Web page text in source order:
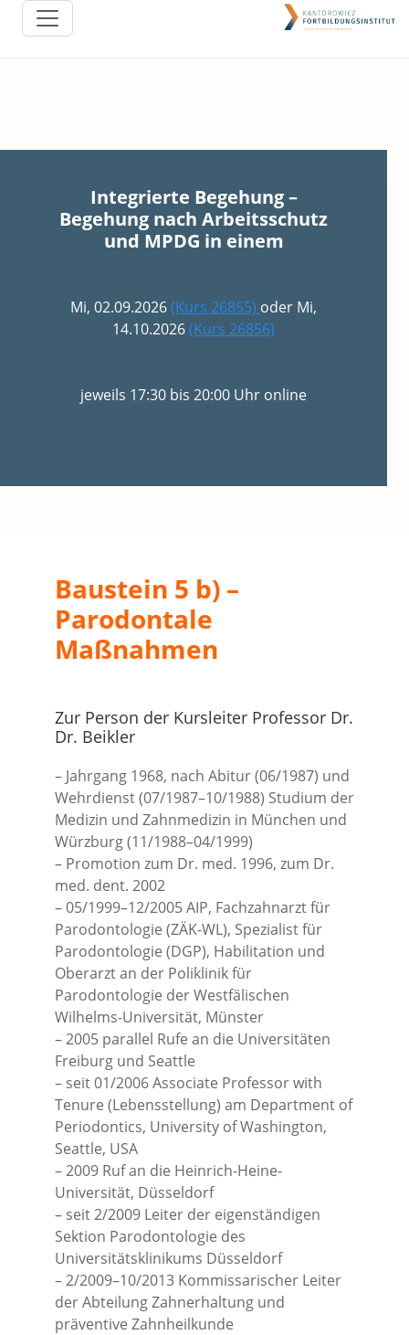
Integrierte Begehung –
Begehung nach Arbeitsschutz
und MPDG in einem
Mi, 02.09.2026(Kurs 26855) oder Mi,
14.10.2026(Kurs 26856)
jeweils 17:30 bis 20:00 Uhr online
Baustein 5 b) –
Parodontale
Maßnahmen
Zur Person der Kursleiter Professor Dr.
Dr. Beikler
– Jahrgang 1968, nach Abitur (06/1987) und
Wehrdienst (07/1987–10/1988) Studium der
Medizin und Zahnmedizin in München und
Würzburg (11/1988–04/1999)
– Promotion zum Dr. med. 1996, zum Dr.
med. dent. 2002
– 05/1999–12/2005 AIP, Fachzahnarzt für
Parodontologie (ZÄK-WL), Spezialist für
Parodontologie (DGP), Habilitation und
Oberarzt an der Poliklinik für
Parodontologie der Westfälischen
Wilhelms-Universität, Münster
– 2005 parallel Rufe an die Universitäten
Freiburg und Seattle
– seit 01/2006 Associate Professor with
Tenure (Lebensstellung) am Department of
Periodontics, University of Washington,
Seattle, USA
– 2009 Ruf an die Heinrich-Heine-
Universität, Düsseldorf
– seit 2/2009 Leiter der eigenständigen
Sektion Parodontologie des
Universitätsklinikums Düsseldorf
– 2/2009–10/2013 Kommissarischer Leiter
der Abteilung Zahnerhaltung und
präventive Zahnheilkunde